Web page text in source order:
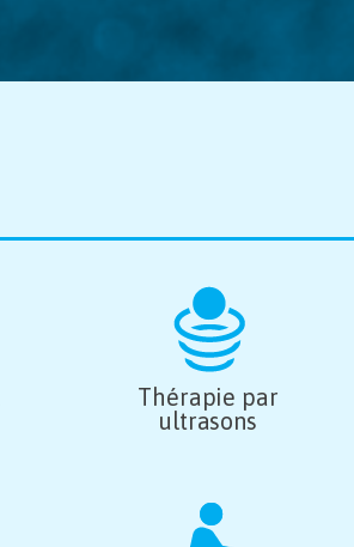
Thérapie par
ultrasons